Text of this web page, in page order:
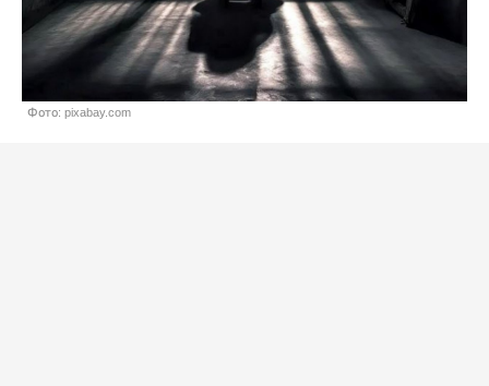
Фото: pixabay.com